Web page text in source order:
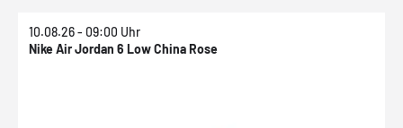
10.08.26 - 09:00 Uhr
Nike Air Jordan 6 Low China Rose